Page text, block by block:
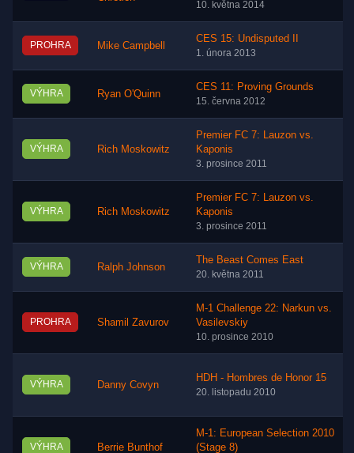
10. května 2014
PROHRA Mike Campbell
CES 15: Undisputed II
1. února 2013
VÝHRA Ryan O'Quinn
CES 11: Proving Grounds
15. června 2012
VÝHRA Rich Moskowitz
Premier FC 7: Lauzon vs.
Kaponis
3. prosince 2011
VÝHRA Rich Moskowitz
Premier FC 7: Lauzon vs.
Kaponis
3. prosince 2011
VÝHRA Ralph Johnson
The Beast Comes East
20. května 2011
PROHRA Shamil Zavurov
M-1 Challenge 22: Narkun vs.
Vasilevskiy
10. prosince 2010
VÝHRA Danny Covyn
HDH - Hombres de Honor 15
20. listopadu 2010
VÝHRA Berrie Bunthof
M-1: European Selection 2010
(Stage 8)